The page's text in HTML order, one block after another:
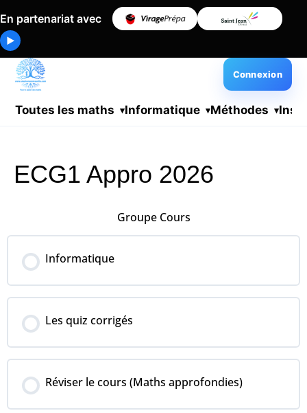
En partenariat avec
▶
Toutes les maths Informatique Méthodes
Connexion
ECG1 Appro 2026
Groupe Cours
Informatique
COURS PROGRESSION
0% COMPLÉTÉ 0/0 Steps
Les quiz corrigés
COURS PROGRESSION
0% COMPLÉTÉ 0/0 Steps
Réviser le cours (Maths approfondies)